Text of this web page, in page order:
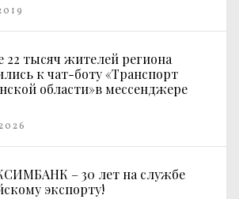
тысяч жителей региона
к чат-боту «Транспорт
области»в мессенджере
– 30 лет на службе
экспорту!